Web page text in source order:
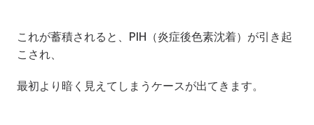
これが蓄積されると、PIH（炎症後色素沈着）が引き起
こされ、
最初より暗く見えてしまうケースが出てきます。